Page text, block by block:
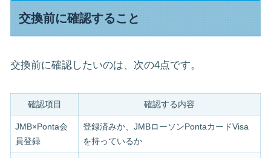
交換前に確認すること
交換前に確認したいのは、次の4点です。
確認項目 確認する内容
JMB×Ponta会
員登録
登録済みか、JMBローソンPontaカードVisa
を持っているか